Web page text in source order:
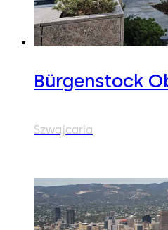
Bürgenstock
Szwajcaria